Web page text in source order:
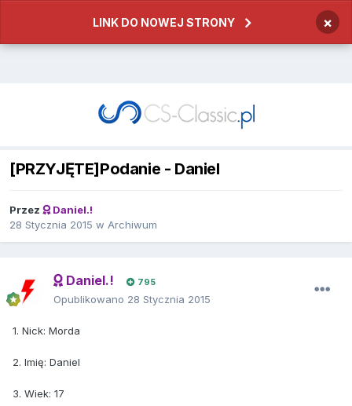
LINK DO NOWEJ STRONY ×
[PRZYJĘTE]Podanie - Daniel
Przez
Daniel.!
28 Stycznia 2015 w Archiwum
Daniel.! 795
Opublikowano 28 Stycznia 2015
1. Nick: Morda
2. Imię: Daniel
3. Wiek: 17